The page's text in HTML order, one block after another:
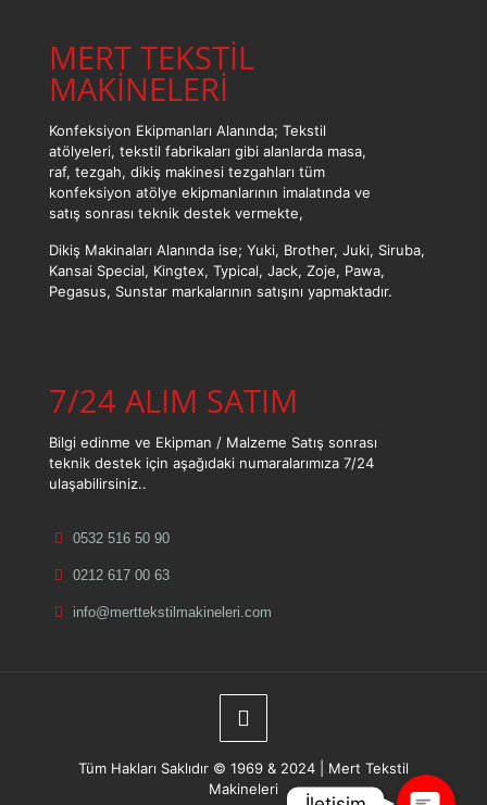
MERT TEKSTİL
MAKİNELERİ
Konfeksiyon Ekipmanları Alanında; Tekstil
atölyeleri, tekstil fabrikaları gibi alanlarda masa,
raf, tezgah, dikiş makinesi tezgahları tüm
konfeksiyon atölye ekipmanlarının imalatında ve
satış sonrası teknik destek vermekte,
Dikiş Makinaları Alanında ise; Yuki, Brother, Juki, Siruba,
Kansai Special, Kingtex, Typical, Jack, Zoje, Pawa,
Pegasus, Sunstar markalarının satışını yapmaktadır.
7/24 ALIM SATIM
Bilgi edinme ve Ekipman / Malzeme Satış sonrası
teknik destek için aşağıdaki numaralarımıza 7/24
ulaşabilirsiniz..
0532 516 50 90
0212 617 00 63
info@merttekstilmakineleri.com
Tüm Hakları Saklıdır © 1969 & 2024 | Mert Tekstil
Makineleri